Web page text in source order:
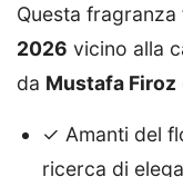
Questa fragranza
2026 vicino alla
da Mustafa Firoz
✓ Amanti del
ricerca di